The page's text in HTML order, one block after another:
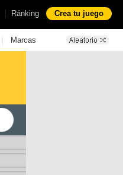
| Ránking Crea tu juego
| Marcas